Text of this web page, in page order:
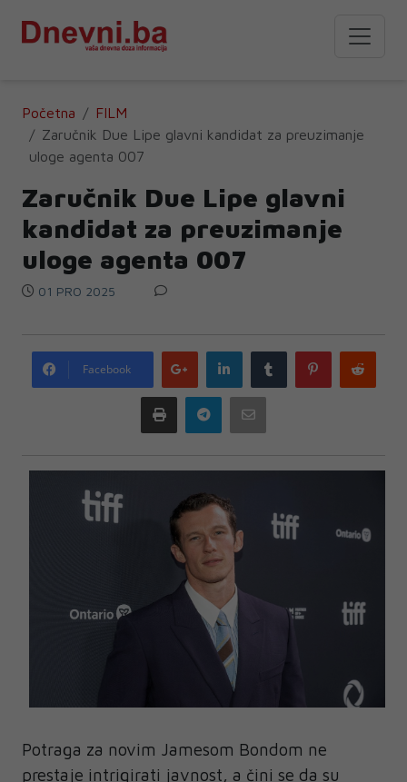
Početna
FILM
Zaručnik Due Lipe glavni kandidat za preuzimanje
uloge agenta 007
Zaručnik Due Lipe glavni
kandidat za preuzimanje
uloge agenta 007
01 PRO 2025
Facebook
Google
plus
LinkedIn Tumblr Pinterest
Print Telegram
Potraga za novim Jamesom Bondom ne
prestaje intrigirati javnost, a čini se da su